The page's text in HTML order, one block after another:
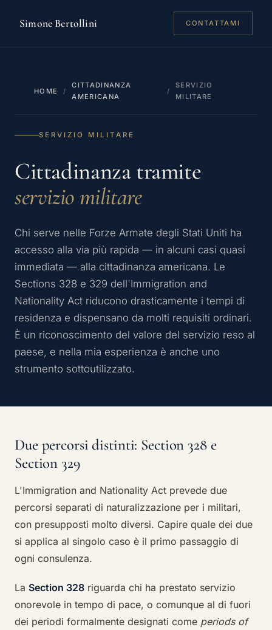
Simone Bertollini CONTATTAMI
HOME /
CITTADINANZA
AMERICANA
/
SERVIZIO
MILITARE
SERVIZIO MILITARE
Cittadinanza tramite
servizio militare
Chi serve nelle Forze Armate degli Stati Uniti ha
accesso alla via più rapida — in alcuni casi quasi
immediata — alla cittadinanza americana. Le
Sections 328 e 329 dell'Immigration and
Nationality Act riducono drasticamente i tempi di
residenza e dispensano da molti requisiti ordinari.
È un riconoscimento del valore del servizio reso al
paese, e nella mia esperienza è anche uno
strumento sottoutilizzato.
Due percorsi distinti: Section 328 e
Section 329
L'Immigration and Nationality Act prevede due
percorsi separati di naturalizzazione per i militari,
con presupposti molto diversi. Capire quale dei due
si applica al singolo caso è il primo passaggio di
ogni consulenza.
La Section 328 riguarda chi ha prestato servizio
onorevole in tempo di pace, o comunque al di fuori
dei periodi formalmente designati come periods of